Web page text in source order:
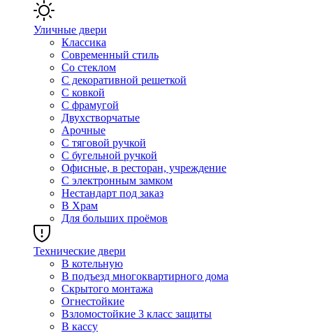
Уличные двери
Классика
Современный стиль
Со стеклом
С декоративной решеткой
С ковкой
С фрамугой
Двухстворчатые
Арочные
С тяговой ручкой
С бугельной ручкой
Офисные, в ресторан, учреждение
С электронным замком
Нестандарт под заказ
В Храм
Для больших проёмов
Технические двери
В котельную
В подъезд многоквартирного дома
Скрытого монтажа
Огнестойкие
Взломостойкие 3 класс защиты
В кассу